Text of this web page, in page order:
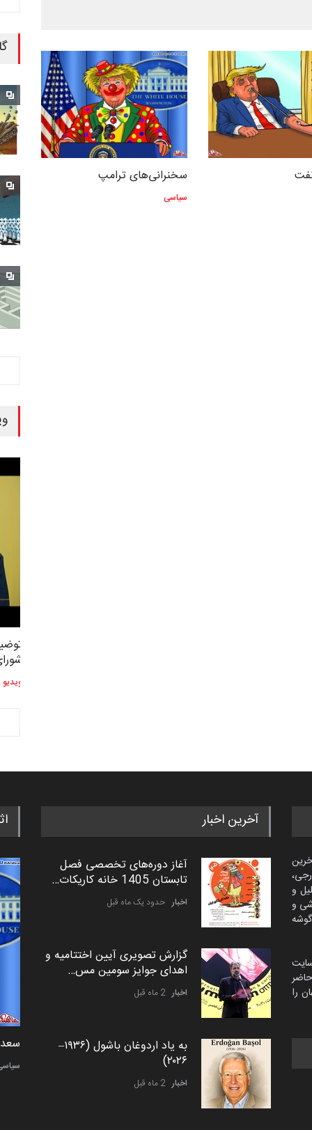
سخنرانی‌های ترامپ
سیاسی
ویدیو
و
و
را
آخرین اخبار
آغاز دوره‌های تخصصی فصل
تابستان 1405 خانه کاریکات…
اخبار حدود یک ماه قبل
گزارش تصویری آیین اختتامیه و
اهدای جوایز سومین مس…
اخبار 2 ماه قبل
به یاد اردوغان باشول (۱۹۳۶–
۲۰۲۶)
اخبار 2 ماه قبل
سعد دمیر نواک از کرواسی
کارتون